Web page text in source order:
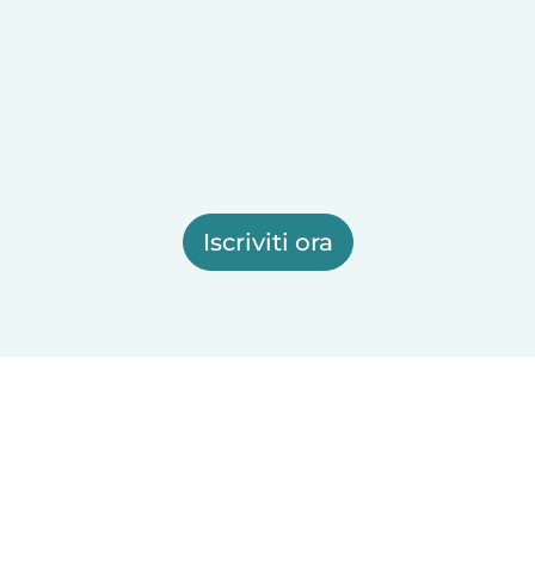
Iscriviti ora